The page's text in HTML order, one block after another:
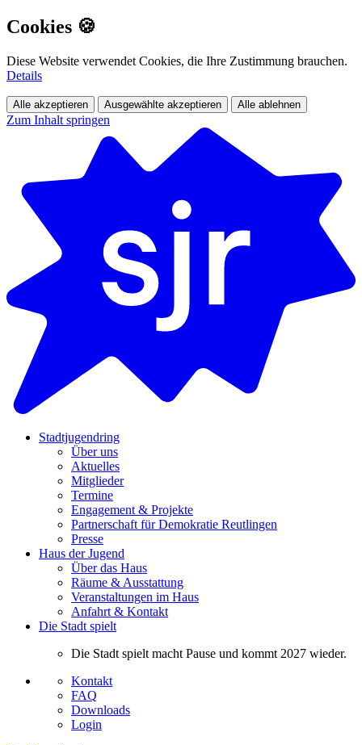
Cookies 🍪
Diese Website verwendet Cookies, die Ihre Zustimmung brauchen.
Details
Alle akzeptieren Ausgewählte akzeptieren Alle ablehnen
Zum Inhalt springen
Stadtjugendring
Über uns
Aktuelles
Mitglieder
Termine
Engagement & Projekte
Partnerschaft für Demokratie Reutlingen
Presse
Haus der Jugend
Über das Haus
Räume & Ausstattung
Veranstaltungen im Haus
Anfahrt & Kontakt
Die Stadt spielt
Die Stadt spielt macht Pause und kommt 2027 wieder.
Kontakt
FAQ
Downloads
Login